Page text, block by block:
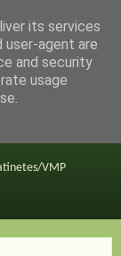
consejos
VMP
its services
user-agent are
and security
usage